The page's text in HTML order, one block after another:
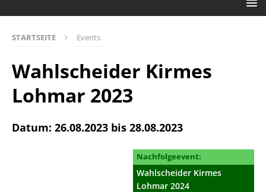
STARTSEITE Events
Wahlscheider Kirmes
Lohmar 2023
Datum: 26.08.2023 bis 28.08.2023
Nachfolgeevent:
Wahlscheider Kirmes
Lohmar 2024